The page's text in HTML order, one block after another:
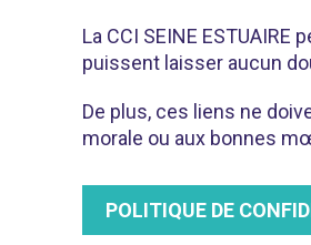
La CCI SEINE
puissent laisser aucun
De plus, ces liens ne
morale ou aux bonnes
POLITIQUE DE